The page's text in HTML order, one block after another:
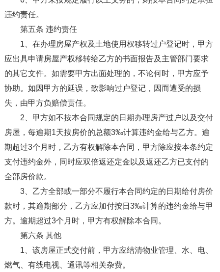
违约责任。
第五条 违约责任
1、在办理房屋产权及土地使用权移转过户登记时，甲方
应出具申请房屋产权移转给乙方的书面报告及主管部门要求
的其它文件。如需要甲方出面处理的，不论何时，甲方应予
协助。如因甲方的延误，致影响过户登记，因而遭受的损
失，由甲方负赔偿责任。
2、甲方如不按本合同规定的日期办理房产过户以及交付
房屋，每逾期1天按房价的总额3‰计算违约金给与乙方。逾
期超过3个月时，乙方有权解除本合同，甲方除应按本条约定
支付违约金外，同时应双倍返还定金以及返还乙方已支付的
全部房价款。
3、乙方全部或一部分不履行本合同约定的日期给付房价
款时，其逾期部分，乙方应加付按日3‰计算的违约金给与甲
方。逾期超过3个月时，甲方有权解除本合同。
第六条 其他
1、该房屋正式交付前，甲方应结清物业管理、水、电、
燃气、有线电视、通讯等相关杂费。